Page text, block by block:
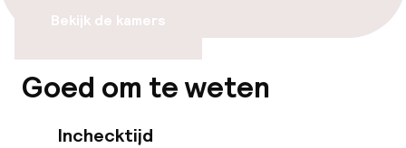
Gratis wifi
Eet- en drinkdiensten
Bekijk de kamers
Goed om te weten
Inchecktijd